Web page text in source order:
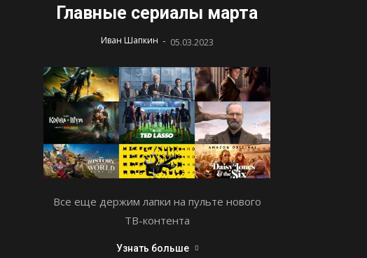
Главные сериалы марта
Иван Шапкин - 05.03.2023
Все еще держим лапки на пульте нового
ТВ-контента
Узнать больше